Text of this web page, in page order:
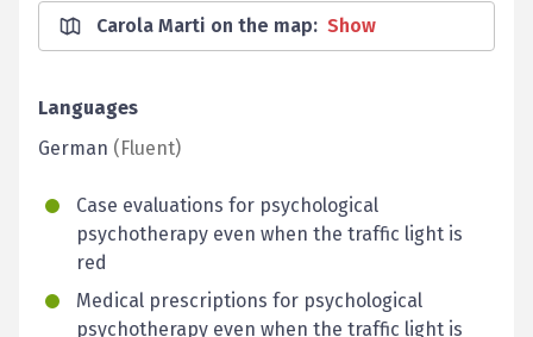
Carola Marti on the map: Show
Languages
German (Fluent)
Case evaluations for psychological
psychotherapy even when the traffic light is
red
Medical prescriptions for psychological
psychotherapy even when the traffic light is